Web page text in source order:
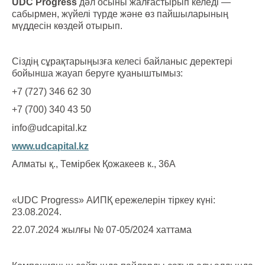
сабырмен, жүйелі түрде және өз пайшыларының
мүддесін көздей отырып.
Сіздің сұрақтарыңызға келесі байланыс деректері
бойынша жауап беруге қуаныштымыз:
+7 (727) 346 62 30
+7 (700) 340 43 50
info@udcapital.kz
www.udcapital.kz
Алматы қ., Темірбек Қожакеев к., 36А
«UDC Progress» АИПҚ ережелерін тіркеу күні:
23.08.2024.
22.07.2024 жылғы № 07-05/2024 хаттама